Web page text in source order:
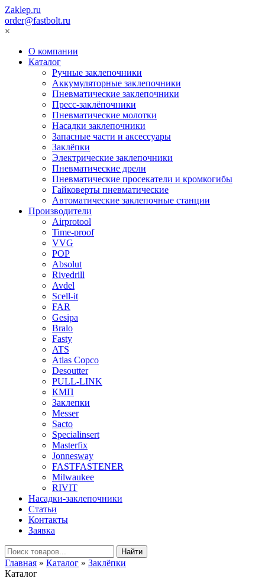
Zaklep.ru
order@fastbolt.ru
×
О компании
Каталог
Ручные заклепочники
Аккумуляторные заклепочники
Пневматические заклепочники
Пресс-заклёпочники
Пневматические молотки
Насадки заклепочники
Запасные части и аксессуары
Заклёпки
Электрические заклепочники
Пневматические дрели
Пневматические просекатели и кромкогибы
Гайковерты пневматические
Автоматические заклепочные станции
Производители
Airprotool
Time-proof
VVG
POP
Absolut
Rivedrill
Avdel
Scell-it
FAR
Gesipa
Bralo
Fasty
ATS
Atlas Copco
Desoutter
PULL-LINK
КМП
Заклепки
Messer
Sacto
Specialinsert
Masterfix
Jonnesway
FASTFASTENER
Milwaukee
RIVIT
Насадки-заклепочники
Статьи
Контакты
Заявка
Главная » Каталог » Заклёпки
Каталог